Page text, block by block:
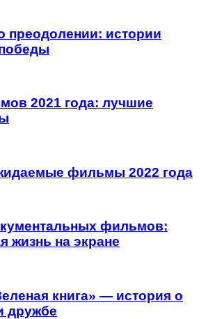
истории
2021 года: лучшие
фильмы 2022 года
фильмов:
жизнь на экране
книга» — история о
дружбе